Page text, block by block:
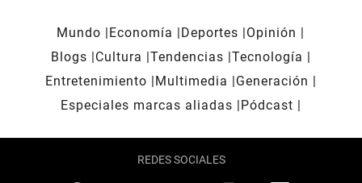
Mundo Economía Deportes
Opinión
Blogs
Cultura Tendencias Tecnología
Entretenimiento
Multimedia
Generación
Especiales marcas aliadas
Pódcast
REDES SOCIALES